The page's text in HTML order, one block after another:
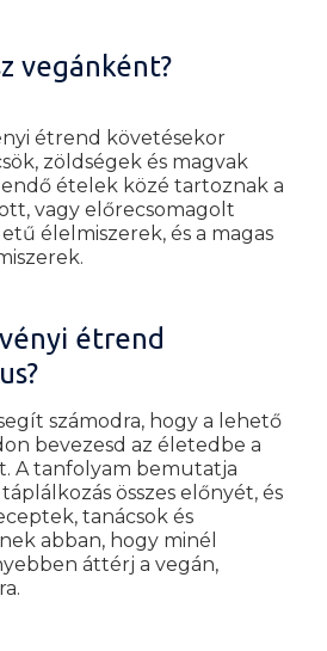
vegánként?
étrend követésekor
zöldségek és magvak
ételek közé tartoznak a
vagy előrecsomagolt
élelmiszerek, és a magas
étrend
számodra, hogy a lehető
bevezesd az életedbe a
A tanfolyam bemutatja
összes előnyét, és
tanácsok és
abban, hogy minél
áttérj a vegán,